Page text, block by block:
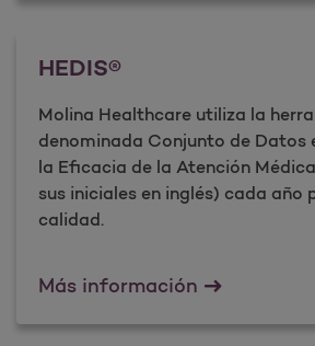
HEDIS®
Molina Healthcare utiliza la
denominada Conjunto de Datos
la Eficacia de la Atención
sus iniciales en inglés) cada año
calidad.
Más información HEDIS&#174;